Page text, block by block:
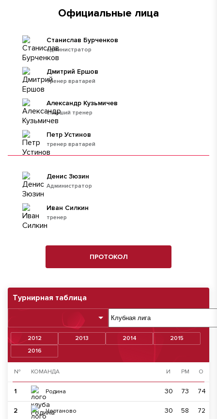
Турнирная таблица
2012 2013 2014
2015
2016
№ КОМАНДА И РМ О
1 Родина 30 73 74
2 Чертаново 30 58 72
Официальные лица
администратор
Станислав Бурченков
тренер вратарей
Дмитрий Ершов
старший тренер
Александр Кузьмичев
тренер вратарей
Петр Устинов
Администратор
Денис Зюзин
тренер
Иван Силкин
ПРОТОКОЛ